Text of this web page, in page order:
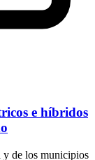
e híbridos
y de los municipios